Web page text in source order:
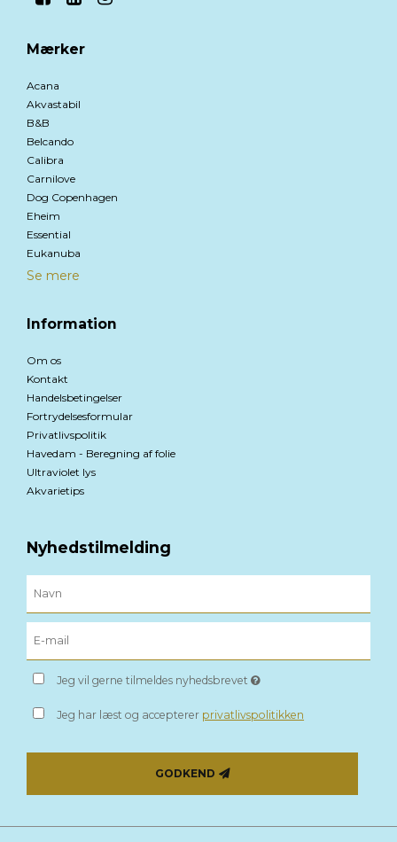
Mærker
Acana
Akvastabil
B&B
Belcando
Calibra
Carnilove
Dog Copenhagen
Eheim
Essential
Eukanuba
Se mere
Information
Om os
Kontakt
Handelsbetingelser
Fortrydelsesformular
Privatlivspolitik
Havedam - Beregning af folie
Ultraviolet lys
Akvarietips
Nyhedstilmelding
Jeg vil gerne tilmeldes nyhedsbrevet
Jeg har læst og accepterer privatlivspolitikken
GODKEND